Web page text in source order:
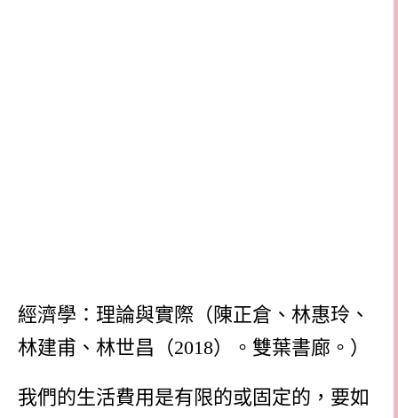
經濟學：理論與實際（陳正倉、林惠玲、
林建甫、林世昌（2018）。雙葉書廊。）
我們的生活費用是有限的或固定的，要如